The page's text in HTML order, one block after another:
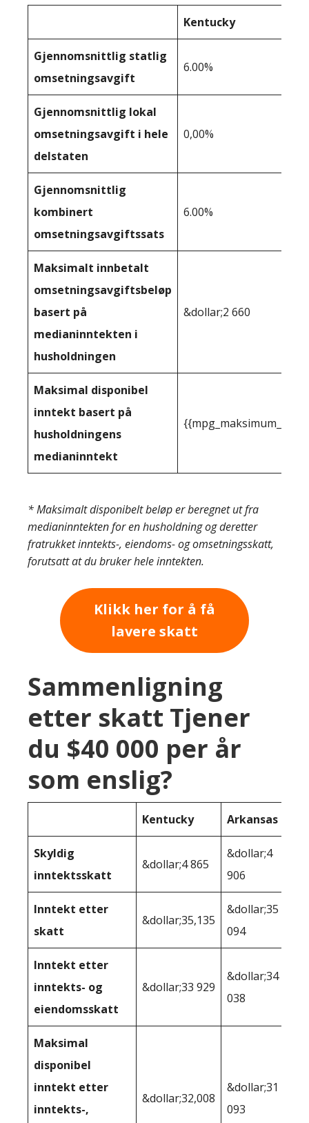
Kentucky
Gjennomsnittlig statlig
omsetningsavgift
6.00%
Gjennomsnittlig lokal
omsetningsavgift i hele
delstaten
0,00%
Gjennomsnittlig
kombinert
omsetningsavgiftssats
6.00%
Maksimalt innbetalt
omsetningsavgiftsbeløp
basert på
medianinntekten i
husholdningen
&dollar;2 660
Maksimal disponibel
inntekt basert på
husholdningens
medianinntekt
* Maksimalt disponibelt beløp er beregnet ut fra
medianinntekten for en husholdning og deretter
fratrukket inntekts-, eiendoms- og omsetningsskatt,
forutsatt at du bruker hele inntekten.
Klikk her for å få
lavere skatt
Sammenligning
etter skatt Tjener
du $40 000 per år
som enslig?
Kentucky Arkansas
Skyldig
inntektsskatt
&dollar;4 865
&dollar;4
906
Inntekt etter
skatt
&dollar;35,135
&dollar;35
094
Inntekt etter
inntekts- og
eiendomsskatt
&dollar;33 929
&dollar;34
038
Maksimal
disponibel
inntekt etter
inntekts-,
&dollar;32,008
&dollar;31
093